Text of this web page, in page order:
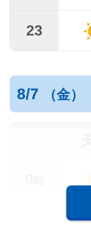
23
8/7 （金）